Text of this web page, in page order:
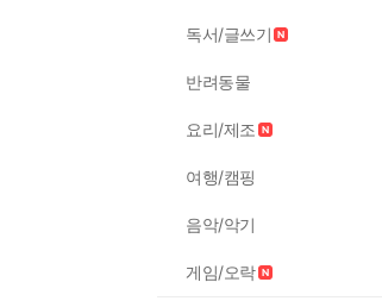
독서/글쓰기
반려동물
요리/제조
여행/캠핑
음악/악기
게임/오락